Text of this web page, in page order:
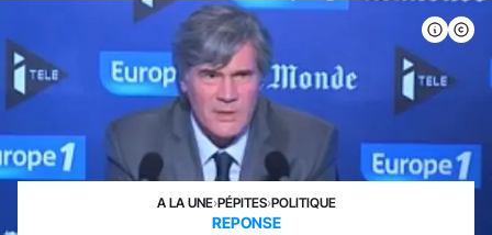
A LA UNE›PÉPITES›POLITIQUE
REPONSE